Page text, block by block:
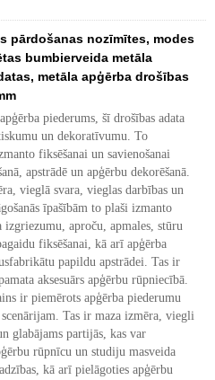
pārdošanas nozīmītes, modes
bumbierveida metāla
metāla apģērba drošības
piederums, šī drošības adata
un dekoratīvumu. To
fiksēšanai un savienošanai
apstrādē un apģērbu dekorēšanā.
vieglā svara, vieglas darbības un
īpašībām to plaši izmanto
izgriezumu, aproču, apmales, stūru
fiksēšanai, kā arī apģērba
papildu apstrādei. Tas ir
aksesuārs apģērbu rūpniecībā.
ir piemērots apģērba piederumu
scenārijam. Tas ir maza izmēra, viegli
glabājams partijās, kas var
rūpnīcu un studiju masveida
kā arī pielāgoties apģērbu